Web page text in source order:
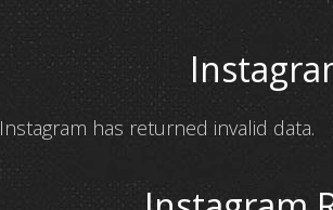
Instagram has returned invalid data.